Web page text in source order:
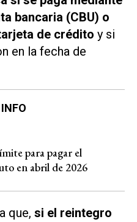
bancaria (CBU) o
de crédito y si
en la fecha de
para pagar el
en abril de 2026
que, si el reintegro